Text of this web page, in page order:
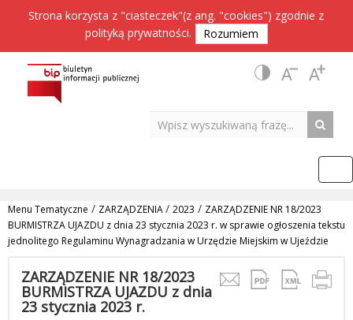
Strona korzysta z "ciasteczek"(z ang. "cookies") zgodnie z
polityką prywatności. Rozumiem
Menu Tematyczne / ZARZĄDZENIA/ 2023 / ZARZĄDZENIE NR 18/2023
BURMISTRZA UJAZDU z dnia 23 stycznia 2023 r. w sprawie ogłoszenia tekstu
jednolitego Regulaminu Wynagradzania w Urzędzie Miejskim w Ujeździe
ZARZĄDZENIE NR 18/2023
BURMISTRZA UJAZDU z dnia
23 stycznia 2023 r.